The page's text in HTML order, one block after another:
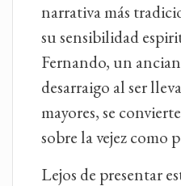
narrativa más
su sensibilidad
Fernando, un
desarraigo al ser
mayores, se
sobre la vejez como
Lejos de presentar